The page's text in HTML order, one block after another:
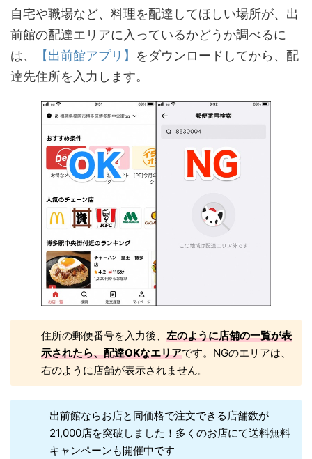
自宅や職場など、料理を配達してほしい場所が、出
前館の配達エリアに入っているかどうか調べるに
は、
【出前館アプリ】 をダウンロードしてから、配
達先住所を入力します。
住所の郵便番号を入力後、左のように店舗の一覧が表
示されたら、配達OKなエリアです。NGのエリアは、
右のように店舗が表示されません。
出前館ならお店と同価格で注文できる店舗数が
21,000店を突破しました！多くのお店にて送料無料
キャンペーンも開催中です